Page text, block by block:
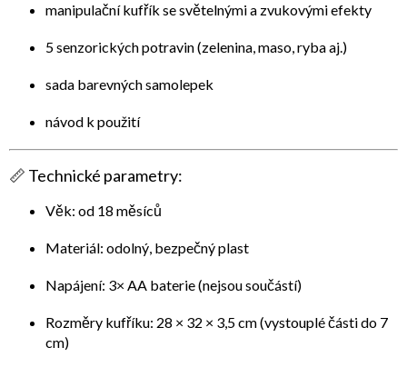
manipulační kufřík se světelnými a zvukovými efekty
5 senzorických potravin (zelenina, maso, ryba aj.)
sada barevných samolepek
návod k použití
📏 Technické parametry:
Věk: od 18 měsíců
Materiál: odolný, bezpečný plast
Napájení: 3× AA baterie (nejsou součástí)
Rozměry kufříku: 28 × 32 × 3,5 cm (vystouplé části do 7
cm)